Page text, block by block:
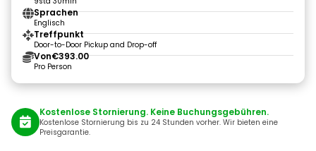
Sprachen
Englisch
Treffpunkt
Door-to-Door Pickup and Drop-off
Von€393.00
Pro Person
Kostenlose Stornierung. Keine Buchungsgebühren.
Kostenlose Stornierung bis zu 24 Stunden vorher. Wir bieten eine
Preisgarantie.